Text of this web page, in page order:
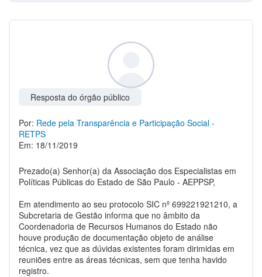
Resposta do órgão público
Por: Rede pela Transparência e Participação Social -
RETPS
Em: 18/11/2019
Prezado(a) Senhor(a) da Associação dos Especialistas em
Políticas Públicas do Estado de São Paulo - AEPPSP,
Em atendimento ao seu protocolo SIC nº 699221921210, a
Subcretaria de Gestão informa que no âmbito da
Coordenadoria de Recursos Humanos do Estado não
houve produção de documentação objeto de análise
técnica, vez que as dúvidas existentes foram dirimidas em
reuniões entre as áreas técnicas, sem que tenha havido
registro.